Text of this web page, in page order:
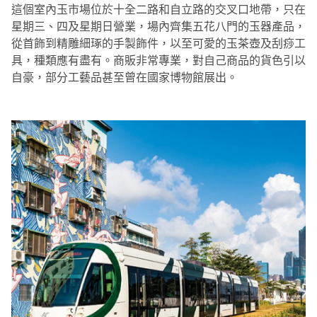
這個室內玉市場位於十全二路和自立路的交叉口地帶，只在
星期三、四及星期日營業，場內齊集五花八門的玉器產品，
從首飾到精雕細琢的手製飾件，以至可愛的玉茶壺及刮痧工
具，種類應有盡有。商販非常專業，對自己商品的貨色引以
自豪，部分工藝品甚至曾在國家博物館展出。